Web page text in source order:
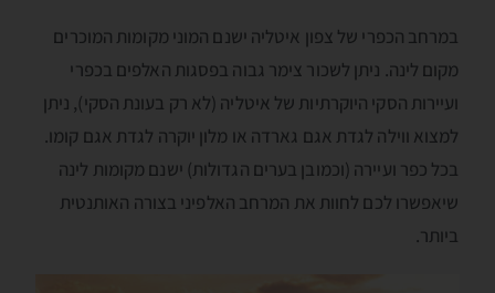
במרחב הכפרי של צפון איטליה ישנם המוני מקומות המוכרים
מקום לינה. ניתן לשכור צימר גבוה בפסגות האלפים בכפרי
ועיירות הסקי היוקרתיות של איטליה (לא רק בעונת הסקי), ניתן
למצוא ווילה לגדת אגם גארדה או מלון יוקרה לגדת אגם קומו.
בכל כפר ועיירה (וכמובן בערים הגדולות) ישנם מקומות לינה
שיאפשרו לכם לחוות את המרחב האלפיני בצורה האותנטית
ביותר.